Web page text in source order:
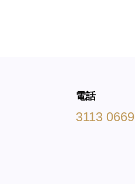
電話
3113 0669